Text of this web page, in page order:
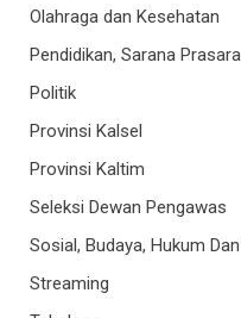
Olahraga dan Kesehatan
Pendidikan, Sarana
Politik
Provinsi Kalsel
Provinsi Kaltim
Seleksi Dewan Pengawas
Sosial, Budaya, Hukum
Streaming